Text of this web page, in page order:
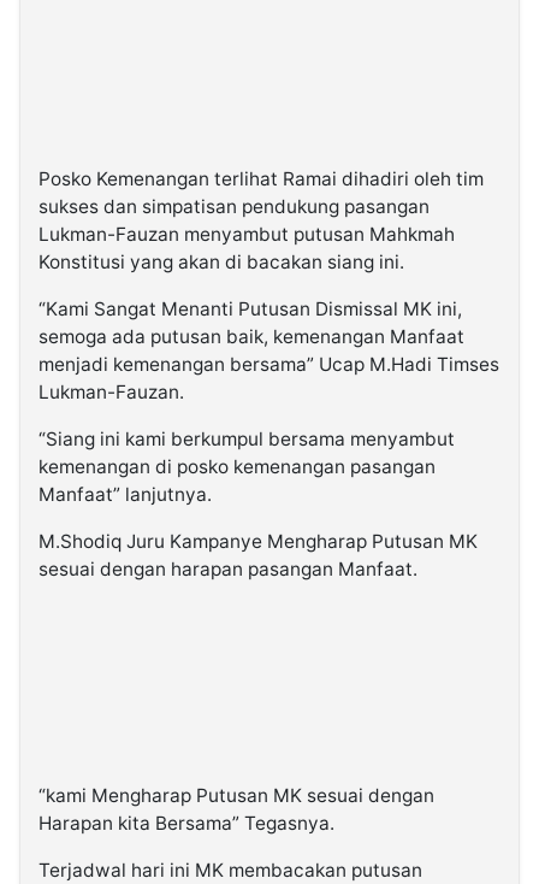
Posko Kemenangan terlihat Ramai dihadiri oleh tim
sukses dan simpatisan pendukung pasangan
Lukman-Fauzan menyambut putusan Mahkmah
Konstitusi yang akan di bacakan siang ini.
“Kami Sangat Menanti Putusan Dismissal MK ini,
semoga ada putusan baik, kemenangan Manfaat
menjadi kemenangan bersama” Ucap M.Hadi Timses
Lukman-Fauzan.
“Siang ini kami berkumpul bersama menyambut
kemenangan di posko kemenangan pasangan
Manfaat” lanjutnya.
M.Shodiq Juru Kampanye Mengharap Putusan MK
sesuai dengan harapan pasangan Manfaat.
“kami Mengharap Putusan MK sesuai dengan
Harapan kita Bersama” Tegasnya.
Terjadwal hari ini MK membacakan putusan